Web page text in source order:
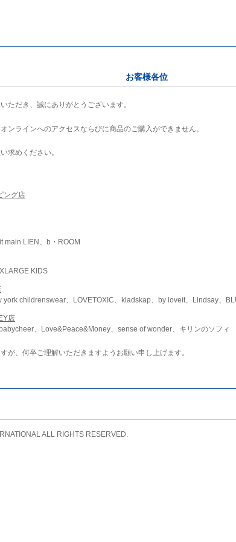
お客様各位
ただき、誠にありがとうございます。
ンラインへのアクセスならびに商品のご購入ができません。
求めください。
ング店
main LIEN、b・ROOM
KIDS
york childrenswear、LOVETOXIC、kladskap、by loveit、Lindsay、
店
、Love&Peace&Money、sense of wonder、キリンのソフィ
が、何卒ご理解いただきますようお願い申し上げます。